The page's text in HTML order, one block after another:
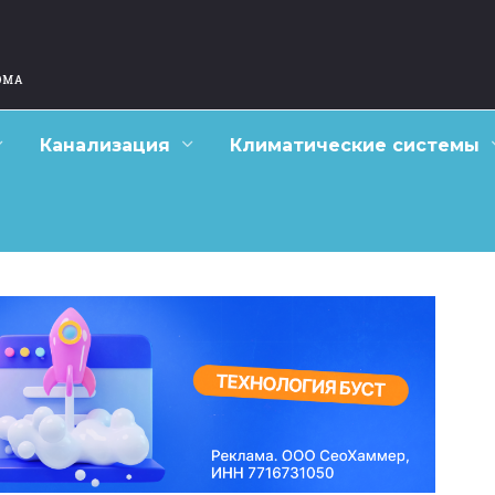
Канализация Климатические системы